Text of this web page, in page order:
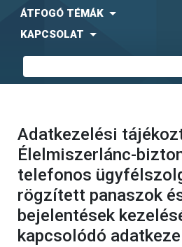
ÁTFOGÓ TÉMÁK
KAPCSOLAT
Adatkezelési
Élelmiszerlánc-
telefonos
rögzített panaszok
bejelentések
kapcsolódó